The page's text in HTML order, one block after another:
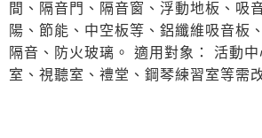
間、隔音門、隔音窗、浮動地板、吸
陽、節能、中空板等、鋁纖維吸音板
隔音、防火玻璃。 適用對象： 活動
室、視聽室、禮堂、鋼琴練習室等需